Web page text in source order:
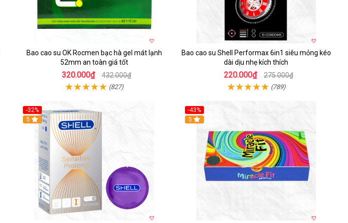
Bao cao su OK Rocmen bạc hà gel mát lạnh
52mm an toàn giá tốt
320.000₫ 432.000₫
(827)
Bao cao su Shell Performax 6in1 siêu mỏng kéo
dài dịu nhẹ kích thích
220.000₫ 275.000₫
(789)
-32%
5
-43%
Hot
5